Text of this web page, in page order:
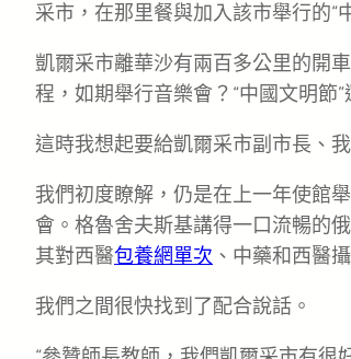
采市，在那里餐與加入該市舉行的“
凱爾采市離華沙有兩百多公里的開
程，如期舉行音樂會？“中國文明節
這時我想起要給凱爾采市副市長、
我們初度瞭解，仍是在上一年使館
會。格魯舍夫斯基講得一口流暢的
其對西醫包養網單次 、中藥和西醫
我們之間很快找到了配合說話。